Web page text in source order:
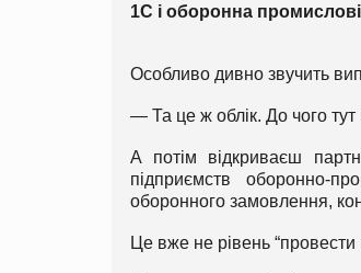
1С і оборонна
Особливо дивно звучить
— Та це ж облік. До чого тут
А потім відкриваєш
підприємств оборонно-
оборонного замовлення,
Це вже не рівень